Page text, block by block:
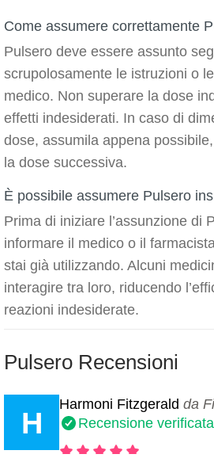
Come assumere correttamente
Pulsero deve essere assunto
scrupolosamente le istruzioni o
medico. Non superare la dose
effetti indesiderati. In caso di
dose, assumila appena
la dose successiva.
È possibile assumere Pulsero
Prima di iniziare l’assunzione di
informare il medico o il
stai già utilizzando. Alcuni
interagire tra loro, riducendo
reazioni indesiderate.
Pulsero Recensioni
H
Harmoni Fitzgerald da
Recensione verificata